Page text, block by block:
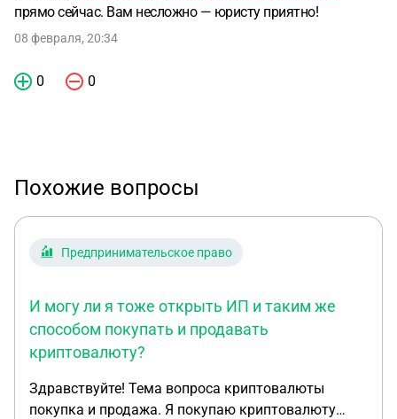
прямо сейчас. Вам несложно — юристу приятно!
08 февраля, 20:34
0 0
Похожие вопросы
Предпринимательское право
И могу ли я тоже открыть ИП и таким же
способом покупать и продавать
криптовалюту?
Здравствуйте! Тема вопроса криптовалюты
покупка и продажа. Я покупаю криптовалюту